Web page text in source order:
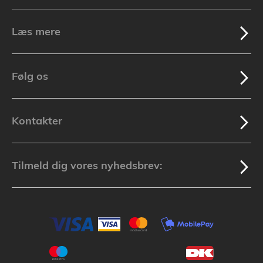
Læs mere
Følg os
Kontakter
Tilmeld dig vores nyhedsbrev: